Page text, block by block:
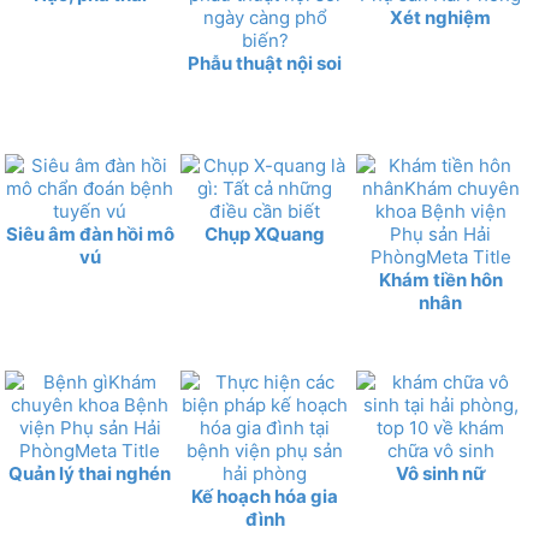
Phẫu thuật nội soi
Xét nghiệm
Siêu âm đàn hồi mô
vú
Chụp XQuang
Khám tiền hôn
nhân
Quản lý thai nghén
Kế hoạch hóa gia
đình
Vô sinh nữ